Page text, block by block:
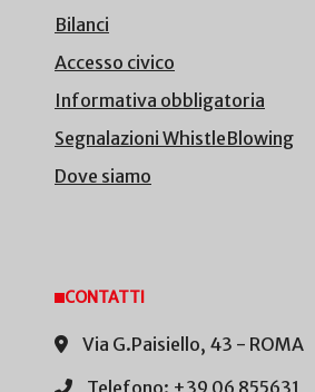
Bilanci
Accesso civico
Informativa obbligatoria
Segnalazioni WhistleBlowing
Dove siamo
CONTATTI
Via G.Paisiello, 43 - ROMA